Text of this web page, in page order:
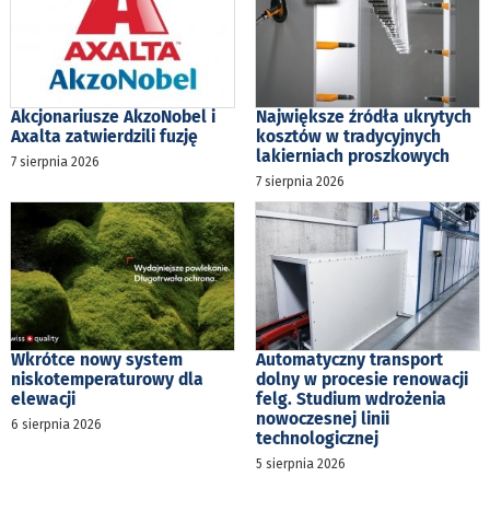
Akcjonariusze AkzoNobel i
Axalta zatwierdzili fuzję
7 sierpnia 2026
Największe źródła ukrytych
kosztów w tradycyjnych
lakierniach proszkowych
7 sierpnia 2026
Wkrótce nowy system
niskotemperaturowy dla
elewacji
6 sierpnia 2026
Automatyczny transport
dolny w procesie renowacji
felg. Studium wdrożenia
nowoczesnej linii
technologicznej
5 sierpnia 2026